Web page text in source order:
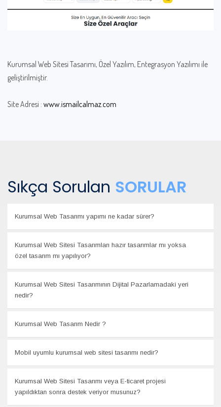
Kurumsal Web Sitesi Tasarımı, Özel Yazılım, Entegrasyon Yazılımı ile
geliştirilmiştir.
Site Adresi : www.ismailcalmaz.com
Sıkça Sorulan SORULAR
Kurumsal Web Tasarımı yapımı ne kadar sürer?
Kurumsal Web Sitesi Tasarımları hazır tasarımlar mı yoksa
özel tasarım mı yapılıyor?
Kurumsal Web Sitesi Tasarımının Dijital Pazarlamadaki yeri
nedir?
Kurumsal Web Tasarım Nedir ?
Mobil uyumlu kurumsal web sitesi tasarımı nedir?
Kurumsal Web Sitesi Tasarımı veya E-ticaret projesi
yapıldıktan sonra destek veriyor musunuz?